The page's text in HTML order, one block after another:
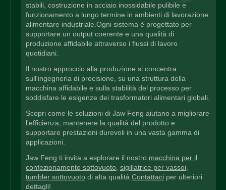
stabili, costruzione in acciaio inossidabile pulibile e
funzionamento a lungo termine in ambienti di lavorazione
alimentare industriale.Ogni sistema è progettato per
supportare un output coerente e una qualità di
produzione affidabile attraverso i flussi di lavoro
quotidiani.
Il nostro approccio alla produzione si concentra
sull'ingegneria di precisione, su una struttura della
macchina affidabile e sulla stabilità del processo per
soddisfare le esigenze dei trasformatori alimentari globali.
Scopri come le soluzioni di Jaw Feng aiutano a migliorare
l'efficienza, mantenere la qualità del prodotto e
supportare prestazioni durevoli in una vasta gamma di
applicazioni.
Jaw Feng ti invita a esplorare il nostro macchina per il
confezionamento sottovuoto sigillatrice per vassoi
tumbler sottovuoto di alta qualità. Contattaci per ulteriori
dettagli!